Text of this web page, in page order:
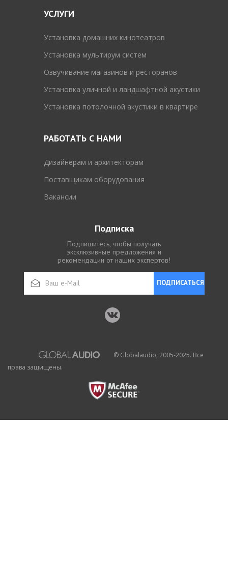
УСЛУГИ
Установка домашних кинотеатров
Установка мультирум систем
Озвучивание магазинов и ресторанов
Установка уличной и ландшафтной акустики
Установка потолочной акустики в квартире
РАБОТАТЬ С НАМИ
Дизайнерам и архитекторам
Поставщикам оборудования
Вакансии
Подписка
Подпишитесь, чтобы получать
эксклюзивные предложения и
рекомендации от наших экспертов!
ПОДПИСАТЬСЯ
© Globalaudio, 2005-2025. Все
права защищены.